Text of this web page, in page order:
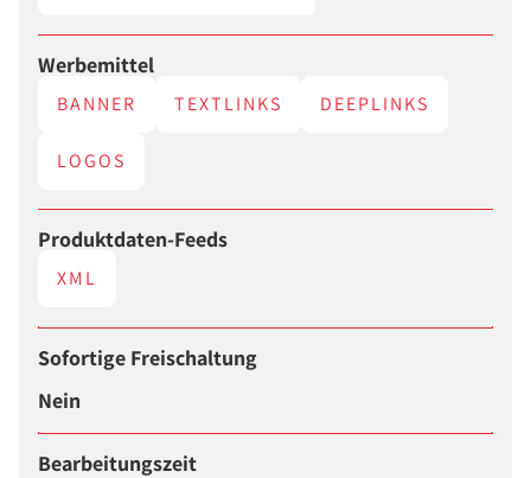
Werbemittel
BANNER TEXTLINKS DEEPLINKS
LOGOS
Produktdaten-Feeds
XML
Sofortige Freischaltung
Nein
Bearbeitungszeit